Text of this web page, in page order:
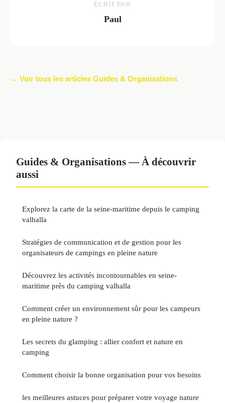
ECRIT PAR
Paul
← Voir tous les articles Guides & Organisations
Guides & Organisations — À découvrir
aussi
Explorez la carte de la seine-maritime depuis le camping
valhalla
Stratégies de communication et de gestion pour les
organisateurs de campings en pleine nature
Découvrez les activités incontournables en seine-
maritime près du camping valhalla
Comment créer un environnement sûr pour les campeurs
en pleine nature ?
Les secrets du glamping : allier confort et nature en
camping
Comment choisir la bonne organisation pour vos besoins
les meilleures astuces pour préparer votre voyage nature